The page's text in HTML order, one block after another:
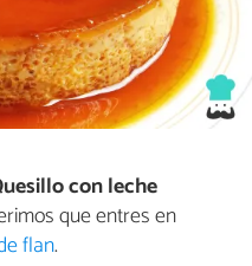
con leche
que entres en
flan.